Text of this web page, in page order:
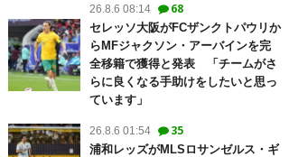
26.8.6 08:14 68
セレッソ大阪がFCザンクトパウリか
らMFジャクソン・アーバインを完
全移籍で獲得と発表 「チームがさ
らに良くなる手助けをしたいと思っ
ています」
26.8.6 01:54 35
浦和レッズがMLSロサンゼルス・ギ